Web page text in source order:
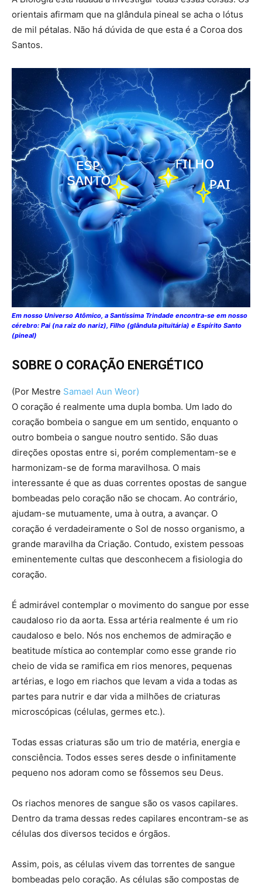
orientais afirmam que na glândula pineal se acha o lótus
de mil pétalas. Não há dúvida de que esta é a Coroa dos
Santos.
Em nosso Universo Atômico, a Santíssima Trindade encontra-se em nosso
cérebro: Pai (na raiz do nariz), Filho (glândula pituitária) e Espírito Santo
(pineal)
SOBRE O CORAÇÃO ENERGÉTICO
(Por Mestre Samael Aun Weor)
O coração é realmente uma dupla bomba. Um lado do
coração bombeia o sangue em um sentido, enquanto o
outro bombeia o sangue noutro sentido. São duas
direções opostas entre si, porém complementam-se e
harmonizam-se de forma maravilhosa. O mais
interessante é que as duas correntes opostas de sangue
bombeadas pelo coração não se chocam. Ao contrário,
ajudam-se mutuamente, uma à outra, a avançar. O
coração é verdadeiramente o Sol de nosso organismo, a
grande maravilha da Criação. Contudo, existem pessoas
eminentemente cultas que desconhecem a fisiologia do
coração.
É admirável contemplar o movimento do sangue por esse
caudaloso rio da aorta. Essa artéria realmente é um rio
caudaloso e belo. Nós nos enchemos de admiração e
beatitude mística ao contemplar como esse grande rio
cheio de vida se ramifica em rios menores, pequenas
artérias, e logo em riachos que levam a vida a todas as
partes para nutrir e dar vida a milhões de criaturas
microscópicas (células, germes etc.).
Todas essas criaturas são um trio de matéria, energia e
consciência. Todos esses seres desde o infinitamente
pequeno nos adoram como se fôssemos seu Deus.
Os riachos menores de sangue são os vasos capilares.
Dentro da trama dessas redes capilares encontram-se as
células dos diversos tecidos e órgãos.
Assim, pois, as células vivem das torrentes de sangue
bombeadas pelo coração. As células são compostas de